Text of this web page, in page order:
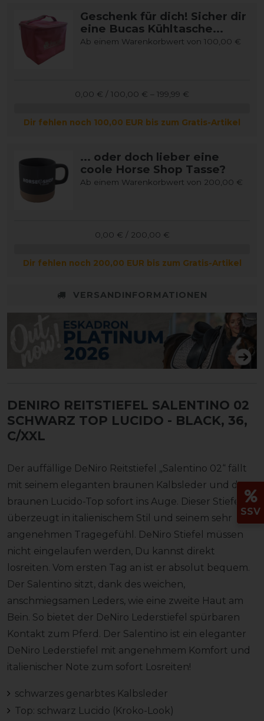
Geschenk für dich! Sicher dir
eine Bucas Kühltasche...
Ab einem Warenkorbwert von 100,00 €
0,00 € / 100,00 € – 199,99 €
Dir fehlen noch 100,00 EUR bis zum Gratis-Artikel
... oder doch lieber eine
coole Horse Shop Tasse?
Ab einem Warenkorbwert von 200,00 €
0,00 € / 200,00 €
Dir fehlen noch 200,00 EUR bis zum Gratis-Artikel
VERSANDINFORMATIONEN
DENIRO REITSTIEFEL SALENTINO 02
SCHWARZ TOP LUCIDO - BLACK, 36,
C/XXL
Der auffällige DeNiro Reitstiefel „Salentino 02“ fällt
mit seinem eleganten braunen Kalbsleder und dem
braunen Lucido-Top sofort ins Auge. Dieser Stiefel
überzeugt in italienischem Stil und seinem sehr
angenehmen Tragegefühl. DeNiro Stiefel müssen
nicht eingelaufen werden, Du kannst direkt
losreiten. Vom ersten Tag an ist er absolut bequem.
Der Salentino sitzt, dank des weichen,
anschmiegsamen Leders, wie eine zweite Haut am
Bein. So bietet der DeNiro Lederstiefel spürbaren
Kontakt zum Pferd. Der Salentino ist ein eleganter
DeNiro Lederstiefel mit angenehmem Komfort und
italienischer Note zum sofort Losreiten!
schwarzes genarbtes Kalbsleder
Top: schwarz Lucido (Kroko-Look)
SSV